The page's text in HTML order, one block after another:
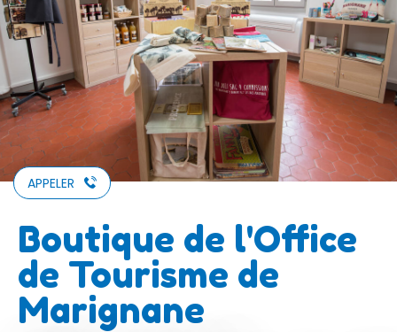
APPELER
Boutique de l'Office
de Tourisme de
Marignane